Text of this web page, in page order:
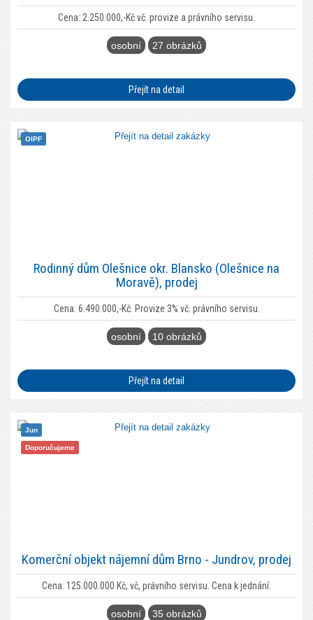
Cena: 2.250.000,-Kč vč. provize a právního servisu.
osobní 27 obrázků
Přejít na detail
OlPF
Rodinný dům Olešnice okr. Blansko (Olešnice na
Moravě), prodej
Cena: 6.490.000,-Kč. Provize 3% vč. právního servisu.
osobní 10 obrázků
Přejít na detail
Jun
Doporučujeme
Komerční objekt nájemní dům Brno - Jundrov, prodej
Cena: 125.000.000 Kč, vč, právního servisu. Cena k jednání.
osobní 35 obrázků